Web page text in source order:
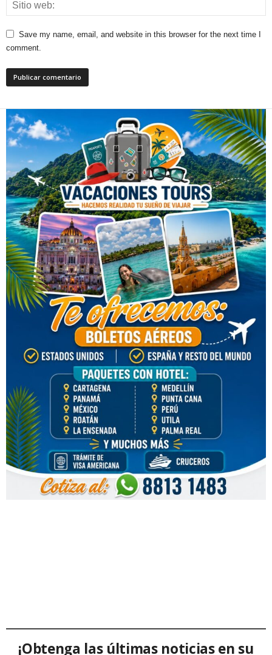
Save my name, email, and website in this browser for the next time I
comment.
¡Obtenga las últimas noticias en su